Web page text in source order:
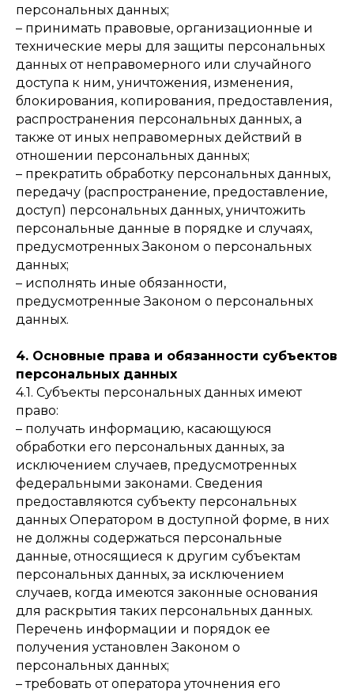
персональных данных;
– принимать правовые, организационные и
технические меры для защиты персональных
данных от неправомерного или случайного
доступа к ним, уничтожения, изменения,
блокирования, копирования, предоставления,
распространения персональных данных, а
также от иных неправомерных действий в
отношении персональных данных;
– прекратить обработку персональных данных,
передачу (распространение, предоставление,
доступ) персональных данных, уничтожить
персональные данные в порядке и случаях,
предусмотренных Законом о персональных
данных;
– исполнять иные обязанности,
предусмотренные Законом о персональных
данных.
4. Основные права и обязанности субъектов
персональных данных
4.1. Субъекты персональных данных имеют
право:
– получать информацию, касающуюся
обработки его персональных данных, за
исключением случаев, предусмотренных
федеральными законами. Сведения
предоставляются субъекту персональных
данных Оператором в доступной форме, в них
не должны содержаться персональные
данные, относящиеся к другим субъектам
персональных данных, за исключением
случаев, когда имеются законные основания
для раскрытия таких персональных данных.
Перечень информации и порядок ее
получения установлен Законом о
персональных данных;
– требовать от оператора уточнения его